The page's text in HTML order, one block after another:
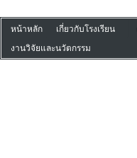
หน้าหลัก เกี่ยวกับโรงเรียน
งานวิจัยและนวัตกรรม